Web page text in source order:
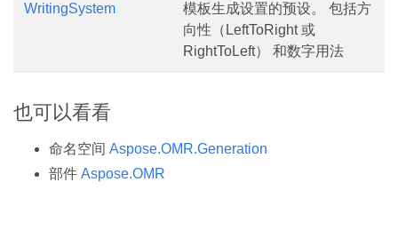
WritingSystem
模板生成设置的预设。 包括方
向性（LeftToRight 或
RightToLeft） 和数字用法
也可以看看
命名空间 Aspose.OMR.Generation
部件 Aspose.OMR